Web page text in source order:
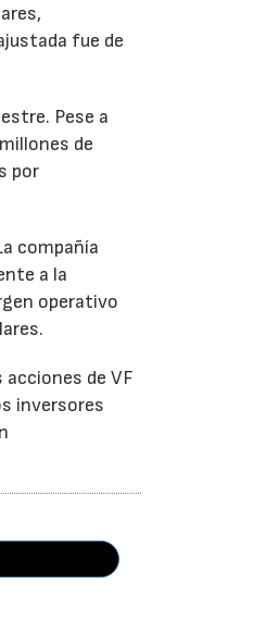
fue de
Pese a
de
por
compañía
a la
operativo
de VF
inversores